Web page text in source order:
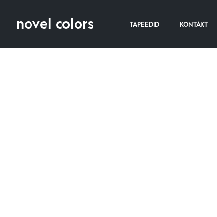
TAPEEDID KONTAKT
novel colors